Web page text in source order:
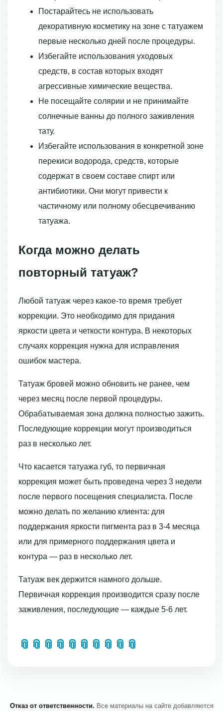
Постарайтесь не использовать
декоративную косметику на зоне с татуажем
первые несколько дней после процедуры.
Избегайте использования уходовых
средств, в состав которых входят
агрессивные химические вещества.
Не посещайте солярии и не принимайте
солнечные ванны до полного заживления
тату.
Избегайте использования в конкретной зоне
перекиси водорода, средств, которые
содержат в своем составе спирт или
антибиотики. Они могут привести к
частичному или полному обесцвечиванию
татуажа.
Когда можно делать
повторный татуаж?
Любой татуаж через какое-то время требует
коррекции. Это необходимо для придания
яркости цвета и четкости контура. В некоторых
случаях коррекция нужна для исправления
ошибок мастера.
Татуаж бровей можно обновить не ранее, чем
через месяц после первой процедуры.
Обрабатываемая зона должна полностью зажить.
Последующие коррекции могут производиться
раз в несколько лет.
Что касается татуажа губ, то первичная
коррекция может быть проведена через 3 недели
после первого посещения специалиста. После
можно делать по желанию клиента: для
поддержания яркости пигмента раз в 3-4 месяца
или для примерного поддержания цвета и
контура — раз в несколько лет.
Татуаж век держится намного дольше.
Первичная коррекция производится сразу после
заживления, последующие — каждые 5-6 лет.
📎 📎 📎 📎 📎 📎 📎 📎 📎 📎
Отказ от ответственности. Все материалы на сайте добавляются